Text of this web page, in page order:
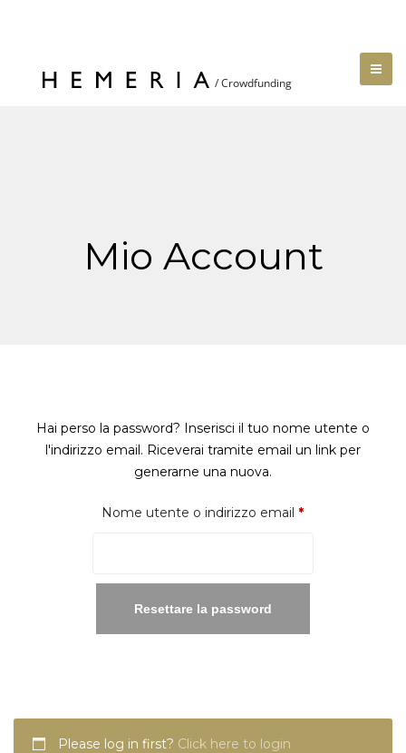
Mio Account
Hai perso la password? Inserisci il tuo nome utente o
l'indirizzo email. Riceverai tramite email un link per
generarne una nuova.
Nome utente o indirizzo email *Richiesto
Resettare la password
Please log in first? Click here to login